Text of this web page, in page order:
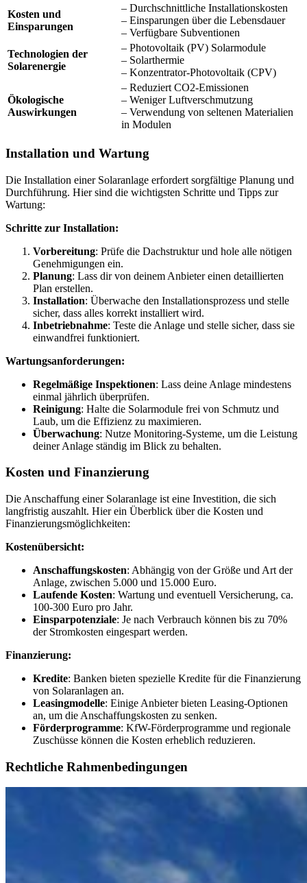
Kosten und
Einsparungen
– Durchschnittliche Installationskosten
– Einsparungen über die Lebensdauer
– Verfügbare Subventionen
Technologien der
Solarenergie
– Photovoltaik (PV) Solarmodule
– Solarthermie
– Konzentrator-Photovoltaik (CPV)
Ökologische
Auswirkungen
– Reduziert CO2-Emissionen
– Weniger Luftverschmutzung
– Verwendung von seltenen Materialien
in Modulen
Installation und Wartung
Die Installation einer Solaranlage erfordert sorgfältige Planung und
Durchführung. Hier sind die wichtigsten Schritte und Tipps zur
Wartung:
Schritte zur Installation:
Vorbereitung: Prüfe die Dachstruktur und hole alle nötigen
Genehmigungen ein.
Planung: Lass dir von deinem Anbieter einen detaillierten
Plan erstellen.
Installation: Überwache den Installationsprozess und stelle
sicher, dass alles korrekt installiert wird.
Inbetriebnahme: Teste die Anlage und stelle sicher, dass sie
einwandfrei funktioniert.
Wartungsanforderungen:
Regelmäßige Inspektionen: Lass deine Anlage mindestens
einmal jährlich überprüfen.
Reinigung: Halte die Solarmodule frei von Schmutz und
Laub, um die Effizienz zu maximieren.
Überwachung: Nutze Monitoring-Systeme, um die Leistung
deiner Anlage ständig im Blick zu behalten.
Kosten und Finanzierung
Die Anschaffung einer Solaranlage ist eine Investition, die sich
langfristig auszahlt. Hier ein Überblick über die Kosten und
Finanzierungsmöglichkeiten:
Kostenübersicht:
Anschaffungskosten: Abhängig von der Größe und Art der
Anlage, zwischen 5.000 und 15.000 Euro.
Laufende Kosten: Wartung und eventuell Versicherung, ca.
100-300 Euro pro Jahr.
Einsparpotenziale: Je nach Verbrauch können bis zu 70%
der Stromkosten eingespart werden.
Finanzierung:
Kredite: Banken bieten spezielle Kredite für die Finanzierung
von Solaranlagen an.
Leasingmodelle: Einige Anbieter bieten Leasing-Optionen
an, um die Anschaffungskosten zu senken.
Förderprogramme: KfW-Förderprogramme und regionale
Zuschüsse können die Kosten erheblich reduzieren.
Rechtliche Rahmenbedingungen